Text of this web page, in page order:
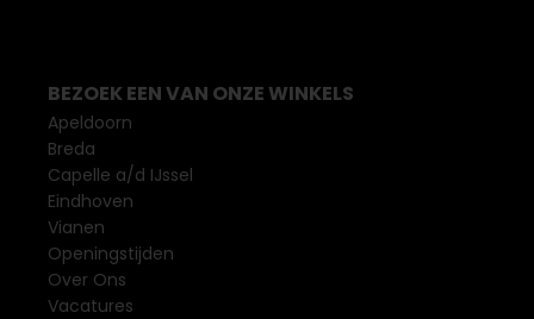
BEZOEK EEN VAN ONZE WINKELS
Apeldoorn
Breda
Capelle a/d IJssel
Eindhoven
Vianen
Openingstijden
Over Ons
Vacatures